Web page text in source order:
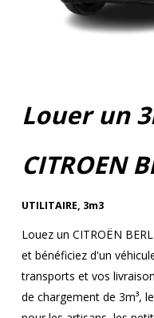
Louer un
CITROEN
UTILITAIRE, 3m3
Louez un CITROËN
et bénéficiez d'un
transports et vos
de chargement de 3m³,